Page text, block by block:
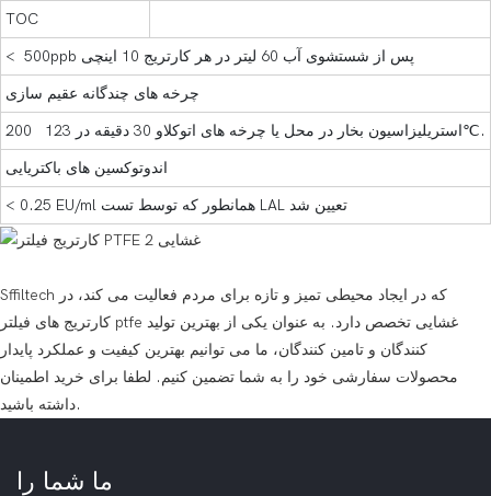
TOC
< 500ppb پس از شستشوی آب 60 لیتر در هر کارتریج 10 اینچی
چرخه های چندگانه عقیم سازی
200 استریلیزاسیون بخار در محل یا چرخه های اتوکلاو 30 دقیقه در 123℃.
اندوتوکسین های باکتریایی
< 0.25 EU/ml همانطور که توسط تست LAL تعیین شد
Sffiltech که در ایجاد محیطی تمیز و تازه برای مردم فعالیت می کند، در
کارتریج های فیلتر ptfe غشایی تخصص دارد. به عنوان یکی از بهترین تولید
کنندگان و تامین کنندگان، ما می توانیم بهترین کیفیت و عملکرد پایدار
محصولات سفارشی خود را به شما تضمین کنیم. لطفا برای خرید اطمینان
داشته باشید.
ما شما را